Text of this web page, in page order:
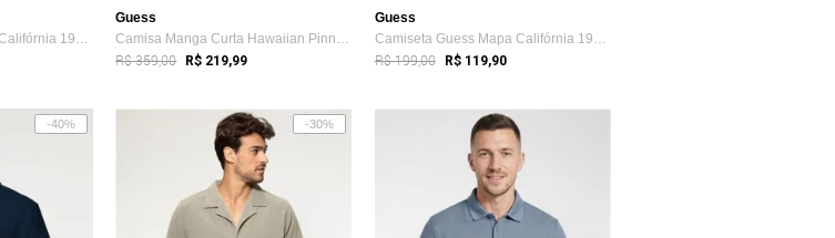
Camiseta Guess Mapa Califórnia 1981 Bege
Guess
Camisa Manga Curta Hawaiian Pinneapple G...
R$ 359,00 R$ 219,99
Guess
Camiseta Guess Mapa Califórnia 1981 Verde
R$ 199,00 R$ 119,90
-40% -30%